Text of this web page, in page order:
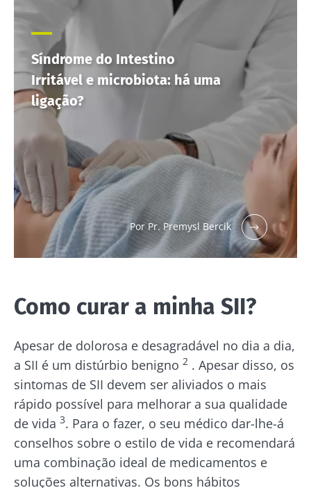
Síndrome do Intestino
Irritável e microbiota: há uma
ligação?
Por Pr. Premysl Bercik
Como curar a minha SII?
Apesar de dolorosa e desagradável no dia a dia,
a SII é um distúrbio benigno 2 . Apesar disso, os
sintomas de SII devem ser aliviados o mais
rápido possível para melhorar a sua qualidade
de vida 3. Para o fazer, o seu médico dar-lhe-á
conselhos sobre o estilo de vida e recomendará
uma combinação ideal de medicamentos e
soluções alternativas. Os bons hábitos